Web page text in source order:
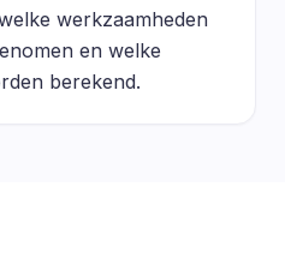
werkzaamheden
en welke
berekend.